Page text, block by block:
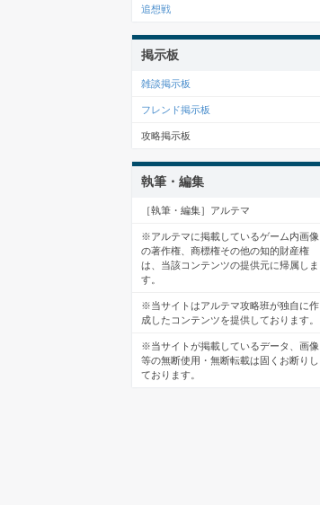
追想戦
掲示板
雑談掲示板
フレンド掲示板
攻略掲示板
執筆・編集
［執筆・編集］アルテマ
※アルテマに掲載しているゲーム内画像
の著作権、商標権その他の知的財産権
は、当該コンテンツの提供元に帰属しま
す。
※当サイトはアルテマ攻略班が独自に作
成したコンテンツを提供しております。
※当サイトが掲載しているデータ、画像
等の無断使用・無断転載は固くお断りし
ております。